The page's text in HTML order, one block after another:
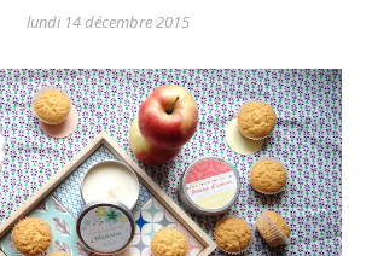
lundi 14 décembre 2015